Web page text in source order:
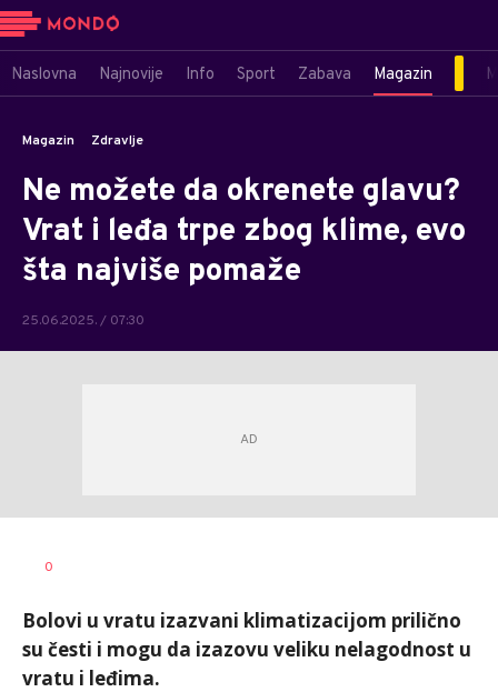
Naslovna Najnovije Info Sport Zabava Magazin
Magazin Zdravlje
Ne možete da okrenete glavu?
Vrat i leđa trpe zbog klime, evo
šta najviše pomaže
25.06.2025. / 07:30
0
Bolovi u vratu izazvani klimatizacijom prilično
su česti i mogu da izazovu veliku nelagodnost u
vratu i leđima.